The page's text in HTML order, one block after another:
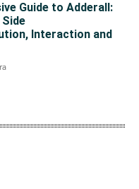
Guide to Adderall:
Interaction and